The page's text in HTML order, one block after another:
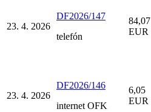
23. 4. 2026
DF2026/147
telefón
84,07
EUR
23. 4. 2026
DF2026/146
internet OFK
6,05
EUR